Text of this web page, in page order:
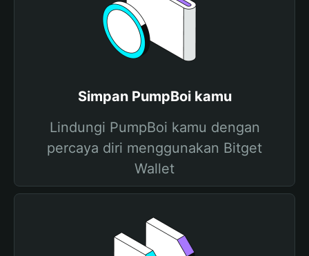
Simpan PumpBoi kamu
Lindungi PumpBoi kamu dengan
percaya diri menggunakan Bitget
Wallet